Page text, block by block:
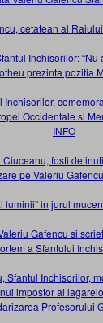
cetatean al
Inchisorilor:
prezinta pozitia
Occidentale si
INFO
fosti
pe Valeriu
luminii” in jurul
Gafencu si
a Sfantului
Sfantul Inchisorilor,
impostor al
Profesorului